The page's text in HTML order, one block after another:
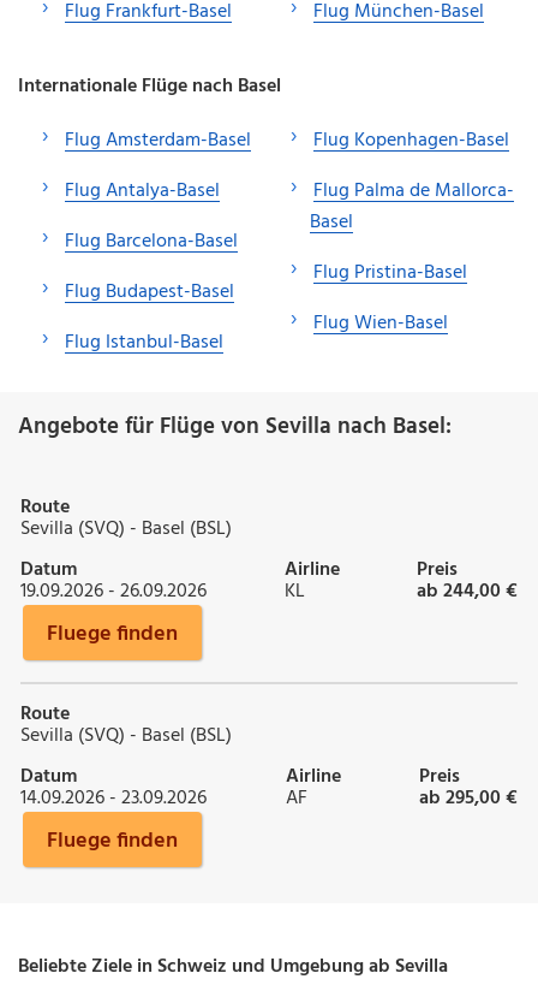
Flug Frankfurt-Basel Flug München-Basel
Internationale Flüge nach Basel
Flug Amsterdam-Basel
Flug Antalya-Basel
Flug Barcelona-Basel
Flug Budapest-Basel
Flug Istanbul-Basel
Flug Kopenhagen-Basel
Flug Palma de Mallorca-
Basel
Flug Pristina-Basel
Flug Wien-Basel
Angebote für Flüge von Sevilla nach Basel:
Route
Sevilla (SVQ) - Basel (BSL)
Datum
19.09.2026 - 26.09.2026
Airline
KL
Preis
ab 244,00 €
Fluege finden
Route
Sevilla (SVQ) - Basel (BSL)
Datum
14.09.2026 - 23.09.2026
Airline
AF
Preis
ab 295,00 €
Fluege finden
Beliebte Ziele in Schweiz und Umgebung ab Sevilla